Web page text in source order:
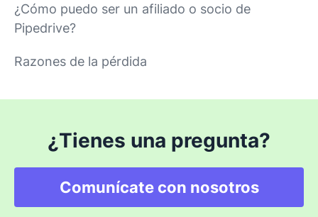
¿Cómo puedo ser un afiliado o socio de
Pipedrive?
Razones de la pérdida
¿Tienes una pregunta?
Comunícate con nosotros